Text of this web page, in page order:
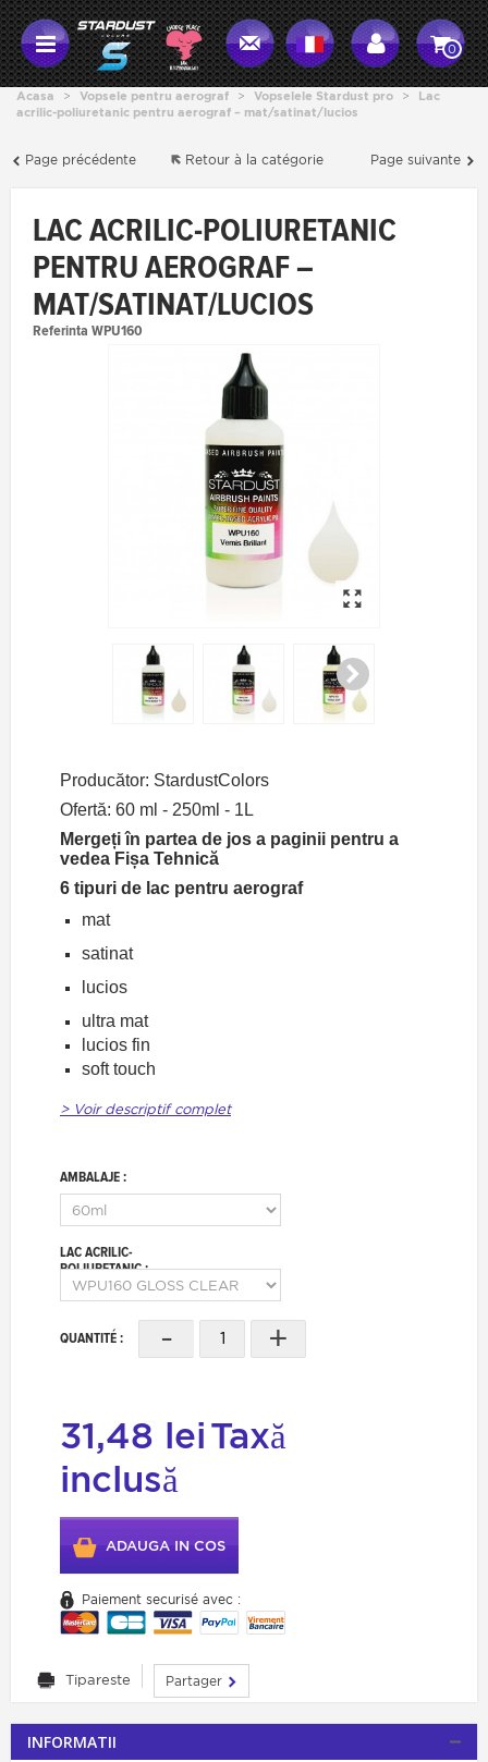
0
Acasa > Vopsele pentru aerograf > Vopselele Stardust pro >
Lac
acrilic-poliuretanic pentru aerograf – mat/satinat/lucios
Page précédente Page suivante
Retour à la catégorie
LAC ACRILIC-POLIURETANIC
PENTRU AEROGRAF –
MAT/SATINAT/LUCIOS
Referinta WPU160
Producător: StardustColors
Ofertă: 60 ml - 250ml - 1L
Mergeți în partea de jos a paginii pentru a
vedea Fișa Tehnică
6 tipuri de lac pentru aerograf
mat
satinat
lucios
ultra mat
lucios fin
soft touch
> Voir descriptif complet
AMBALAJE :
LAC ACRILIC-
POLIURETANIC :
QUANTITÉ : - +
31,48 leiTaxă
inclusă
ADAUGA IN COS
Paiement securisé avec :
Tipareste Partager
INFORMATII